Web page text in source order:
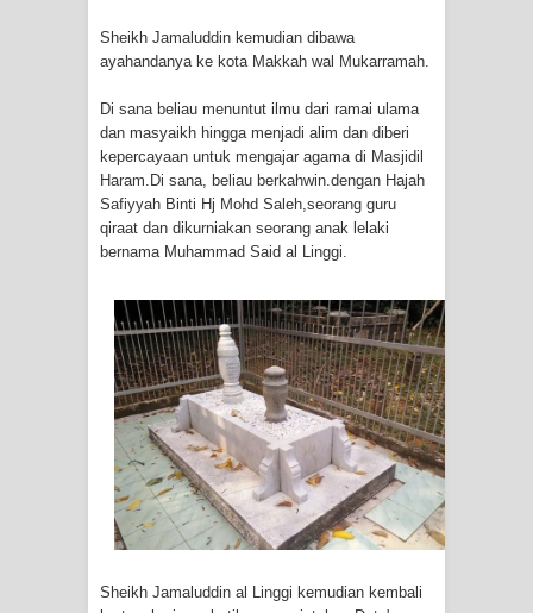
HATI
"Kotoran Yang Paling Bahaya Bukan
Pada Pakaian, Tetapi Pada Qalbi"
Secara Biologis Manusia itu Sama,
Dengan Tingkat Kesadaran yang
Berbeda
WAHDATUL WUJUD, WAHDATU
SYUHUD, DAN MANUNGGALING
KAWULA GUSTI
WAHDATUL WUJUD ITU APA..??
Sheikh Jamaluddin kemudian dibawa
ayahandanya ke kota Makkah wal Mukarramah.
Di sana beliau menuntut ilmu dari ramai ulama
dan masyaikh hingga menjadi alim dan diberi
kepercayaan untuk mengajar agama di Masjidil
Haram.Di sana, beliau berkahwin.dengan Hajah
Safiyyah Binti Hj Mohd Saleh,seorang guru
qiraat dan dikurniakan seorang anak lelaki
bernama Muhammad Said al Linggi.
Sheikh Jamaluddin al Linggi kemudian kembali